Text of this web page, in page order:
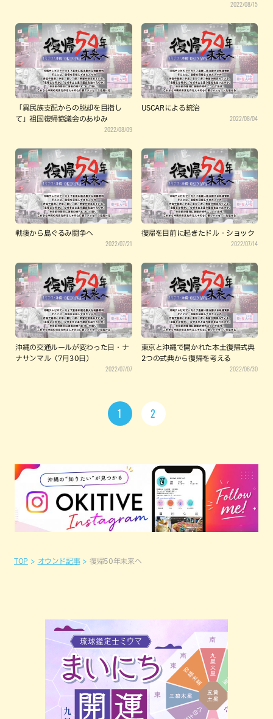
2022/08/15
「異民族支配からの脱却を目指し
て」祖国復帰協議会のあゆみ
2022/08/09
USCARによる統治
2022/08/04
戦後から島ぐるみ闘争へ
2022/07/21
復帰を目前に起きたドル・ショック
2022/07/14
沖縄の交通ルールが変わった日・ナ
ナサンマル（7月30日）
2022/07/07
東京と沖縄で開かれた本土復帰式典
2つの式典から復帰を考える
2022/06/30
1 2
TOP オウンド記事 復帰50年未来へ